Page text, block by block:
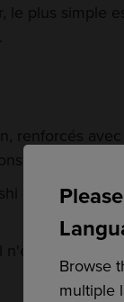
Browse
multiple
le plus simple
renforcés
tous les
d'Oku-Iya
reste